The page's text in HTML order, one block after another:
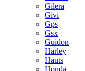
Gilera
Givi
Gps
Gsx
Guidon
Harley
Hauts
Honda